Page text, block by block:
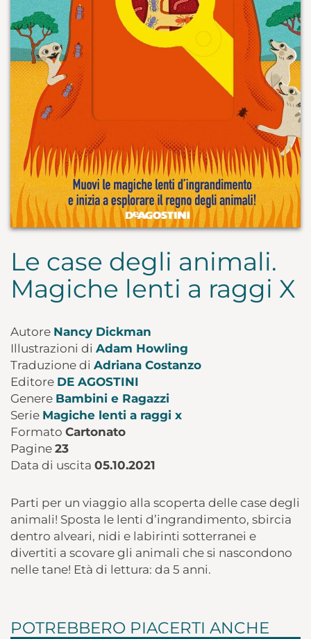
Le case degli animali.
Magiche lenti a raggi X
Autore Nancy Dickman
Illustrazioni di Adam Howling
Traduzione di Adriana Costanzo
Editore DE AGOSTINI
Genere Bambini e Ragazzi
Serie Magiche lenti a raggi x
Formato Cartonato
Pagine 23
Data di uscita 05.10.2021
Parti per un viaggio alla scoperta delle case degli
animali! Sposta le lenti d’ingrandimento, sbircia
dentro alveari, nidi e labirinti sotterranei e
divertiti a scovare gli animali che si nascondono
nelle tane! Età di lettura: da 5 anni.
POTREBBERO PIACERTI ANCHE